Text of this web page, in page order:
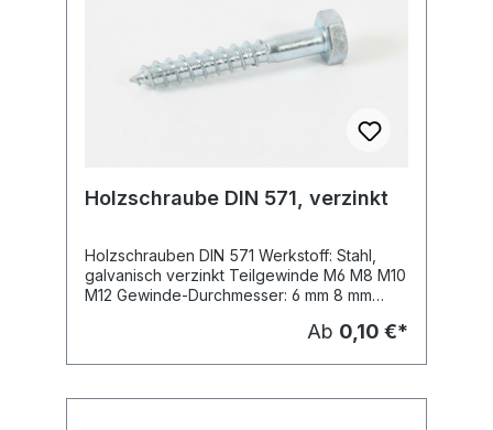
Holzschraube DIN 571, verzinkt
Holzschrauben DIN 571 Werkstoff: Stahl,
galvanisch verzinkt Teilgewinde M6 M8 M10
M12 Gewinde-Durchmesser: 6 mm 8 mm
Ab 0,10 €*